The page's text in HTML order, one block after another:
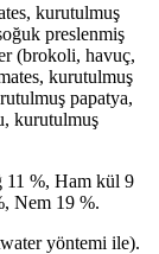
kurutulmuş
preslenmiş
(brokoli, havuç,
kurutulmuş
papatya,
kurutulmuş
11 %, Ham kül 9
Nem 19 %.
yöntemi ile).